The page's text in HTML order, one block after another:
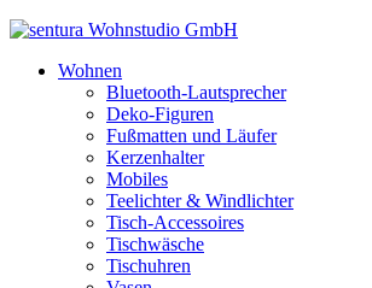
Wohnen
Bluetooth-Lautsprecher
Deko-Figuren
Fußmatten und Läufer
Kerzenhalter
Mobiles
Teelichter & Windlichter
Tisch-Accessoires
Tischwäsche
Tischuhren